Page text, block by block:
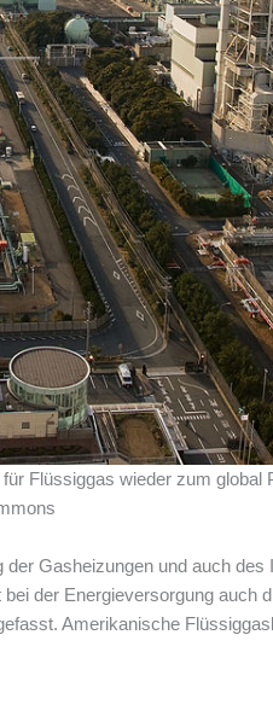
Flüssiggas wieder zum global
Gasheizungen und auch des
der Energieversorgung auch
Amerikanische